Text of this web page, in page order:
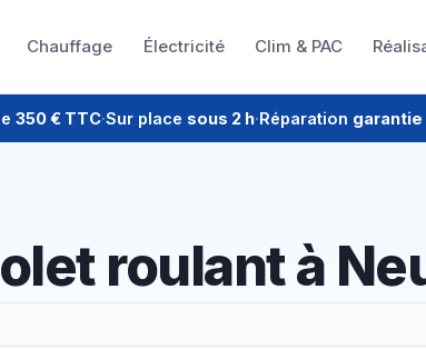
Chauffage Électricité Clim & PAC
350 € TTC·Sur place sous 2 h·Réparation garantie
roulant à